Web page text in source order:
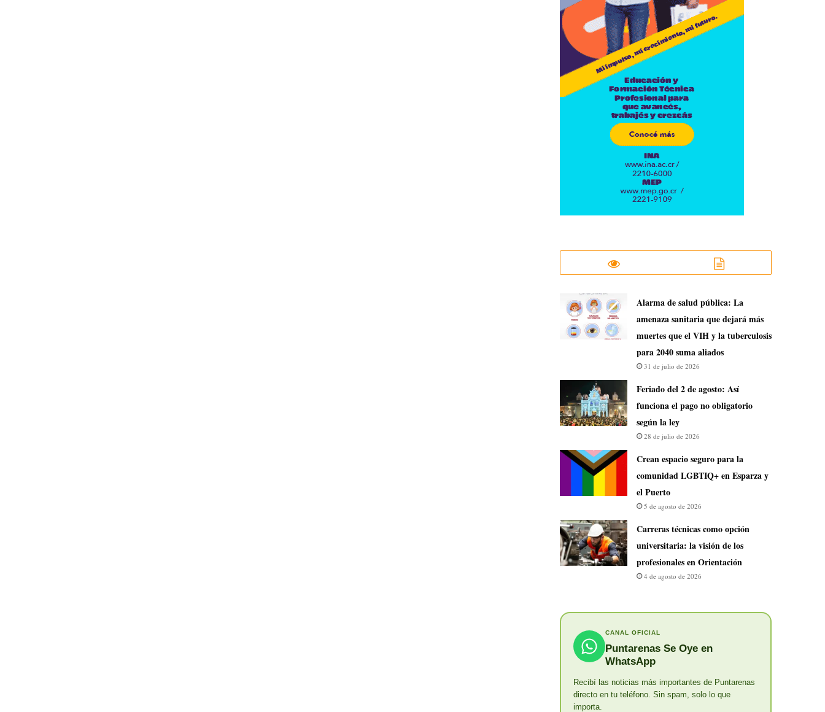
​Alarma de salud pública: La
amenaza sanitaria que dejará más
muertes que el VIH y la tuberculosis
para 2040 suma aliados
31 de julio de 2026
Feriado del 2 de agosto: Así
funciona el pago no obligatorio
según la ley
28 de julio de 2026
Crean espacio seguro para la
comunidad LGBTIQ+ en Esparza y
el Puerto
5 de agosto de 2026
Carreras técnicas como opción
universitaria: la visión de los
profesionales en Orientación
4 de agosto de 2026
CANAL OFICIAL
Puntarenas Se Oye en
WhatsApp
Recibí las noticias más importantes de Puntarenas
directo en tu teléfono. Sin spam, solo lo que
importa.